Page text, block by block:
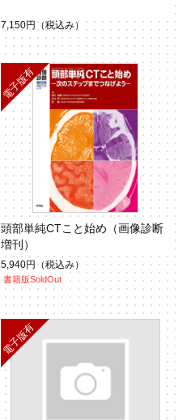
7,150円 （税込み）
頭部単純CTこと始め（画像診断
増刊）
5,940円 （税込み）
書籍版SoldOut